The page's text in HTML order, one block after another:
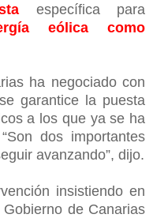
específica para
eólica como
ha negociado con
garantice la puesta
a los que ya se ha
dos importantes
avanzando”, dijo.
insistiendo en
de Canarias